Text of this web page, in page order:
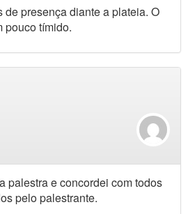
de presença diante a plateia. O
pouco tímido.
palestra e concordei com todos
pelo palestrante.